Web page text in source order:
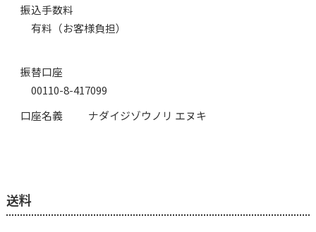
振込手数料
有料（お客様負担）
振替口座
00110-8-417099
口座名義 ナダイジゾウノリ エヌキ
送料